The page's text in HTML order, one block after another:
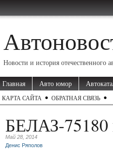
Новости и история отечественного
Главная Авто юмор
КАРТА САЙТА ОБРАТНАЯ СВЯЗЬ
БЕЛАЗ-75180
Май 28, 2014
Денис Ряполов